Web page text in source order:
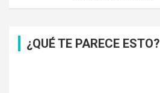
¿QUÉ TE PARECE ESTO?